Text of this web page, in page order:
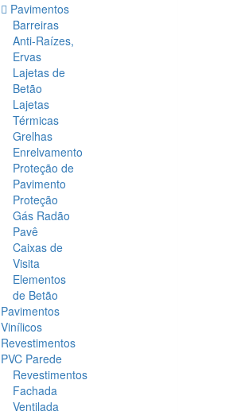
Pavimentos
Barreiras
Anti-Raízes,
Ervas
Lajetas de
Betão
Lajetas
Térmicas
Grelhas
Enrelvamento
Proteção de
Pavimento
Proteção
Gás Radão
Pavê
Caixas de
Visita
Elementos
de Betão
Pavimentos
Vinílicos
Revestimentos
PVC Parede
Revestimentos
Fachada
Ventilada